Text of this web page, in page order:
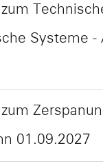
Systeme -
01.09.2027